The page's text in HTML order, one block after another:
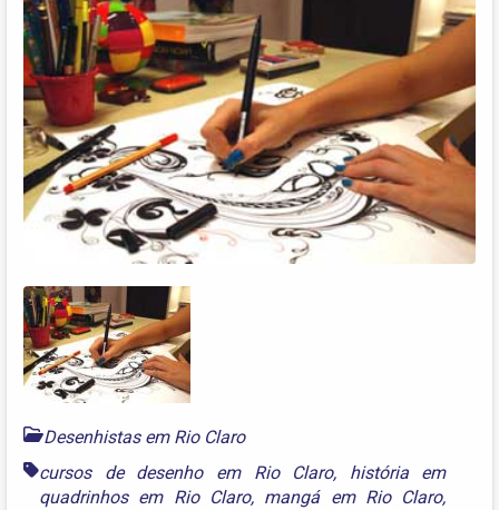
Desenhistas em Rio Claro
cursos de desenho em Rio Claro, história em
quadrinhos em Rio Claro, mangá em Rio Claro,